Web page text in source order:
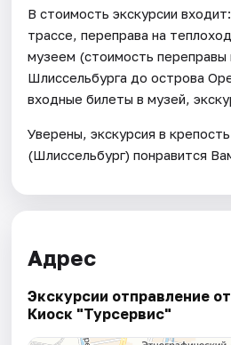
В стоимость экскурсии
трассе, переправа на
музеем (стоимость
Шлиссельбурга до острова
входные билеты в музей,
Уверены, экскурсия в
(Шлиссельбург) понравится
Адрес
Экскурсии отправление
Киоск "Турсервис"